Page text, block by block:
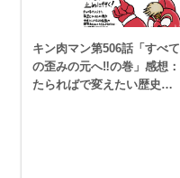
キン肉マン第506話「すべて
の歪みの元へ‼︎の巻」感想：
たらればで変えたい歴史は